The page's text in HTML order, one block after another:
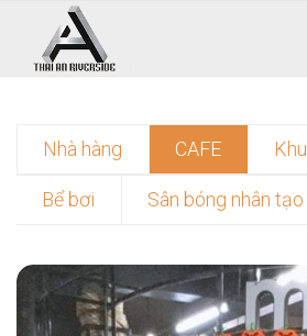
Find now
Nhà hàng CAFE
Bể bơi Sân bóng nhân tạo